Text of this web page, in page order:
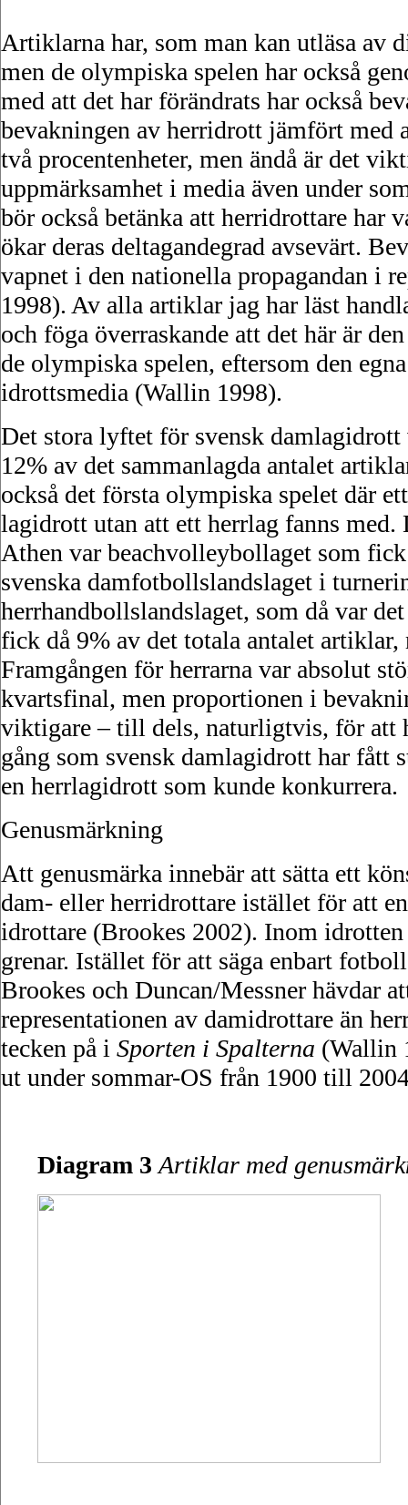
Artiklarna har, som man kan utläsa av
men de olympiska spelen har också
med att det har förändrats har också
bevakningen av herridrott jämfört med
två procentenheter, men ändå är det
uppmärksamhet i media även under
bör också betänka att herridrottare har
ökar deras deltagandegrad avsevärt.
vapnet i den nationella propagandan i
1998). Av alla artiklar jag har läst
och föga överraskande att det här är
de olympiska spelen, eftersom den
idrottsmedia (Wallin 1998).
Det stora lyftet för svensk
12% av det sammanlagda antalet
också det första olympiska spelet där
lagidrott utan att ett herrlag fanns med.
Athen var beachvolleybollaget som
svenska damfotbollslandslaget i
herrhandbollslandslaget, som då var
fick då 9% av det totala antalet
Framgången för herrarna var absolut
kvartsfinal, men proportionen i
viktigare – till dels, naturligtvis, för att
gång som svensk damlagidrott har fått
en herrlagidrott som kunde konkurrera.
Genusmärkning
Att genusmärka innebär att sätta ett
dam- eller herridrottare istället för att
idrottare (Brookes 2002). Inom
grenar. Istället för att säga enbart
Brookes och Duncan/Messner hävdar
representationen av damidrottare än
tecken på i Sporten i Spalterna (Wallin
ut under sommar-OS från 1900 till
Diagram 3 Artiklar med